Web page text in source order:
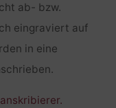
ab- bzw.
eingraviert auf
in eine